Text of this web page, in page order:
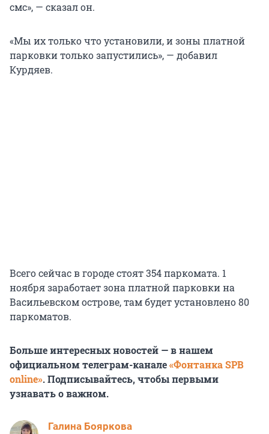
смс», — сказал он.
«Мы их только что установили, и зоны платной
парковки только запустились», — добавил
Курдяев.
Всего сейчас в городе стоят 354 паркомата. 1
ноября заработает зона платной парковки на
Васильевском острове, там будет установлено 80
паркоматов.
Больше интересных новостей — в нашем
официальном телеграм-канале«Фонтанка SPB
online». Подписывайтесь, чтобы первыми
узнавать о важном.
Галина Бояркова